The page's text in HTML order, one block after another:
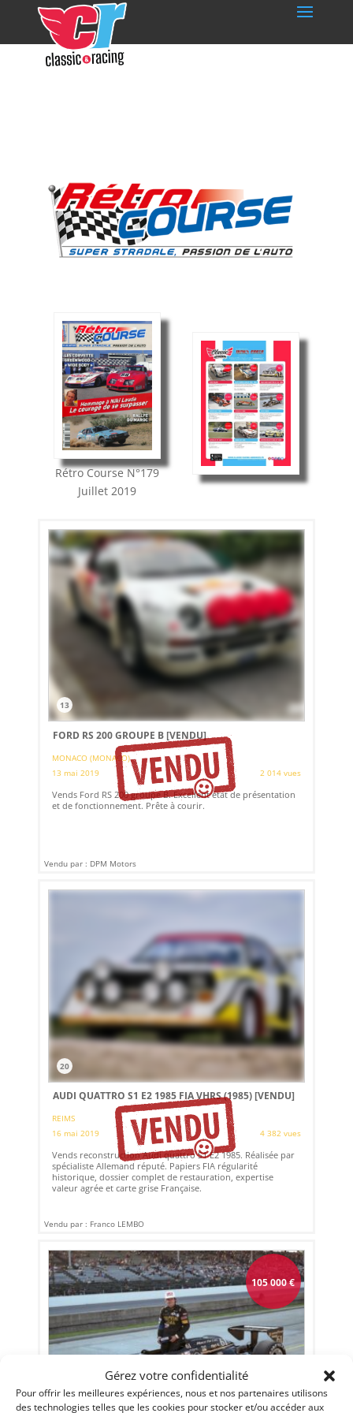
Gérez votre confidentialité
Pour offrir les meilleures expériences, nous et nos partenaires utilisons
des technologies telles que les cookies pour stocker et/ou accéder aux
Rétro CourseN°179
Juillet 2019
13
FORD RS 200 GROUPE B[VENDU]
MONACO (MONACO)
13 mai 2019
2 014 vues
Vends Ford RS 200 groupe B. Excellent état de présentation
et de fonctionnement. Prête à courir.
Vendu par : DPM Motors
20
AUDI QUATTRO S1 E2 1985 FIA VHRS (1985)[VENDU]
REIMS
16 mai 2019
4 382 vues
Vends reconstruction Audi quattro S1 E2 1985. Réalisée par
spécialiste Allemand réputé. Papiers FIA régularité
historique, dossier complet de restauration, expertise
valeur agrée et carte grise Française.
Vendu par : Franco LEMBO
105 000€